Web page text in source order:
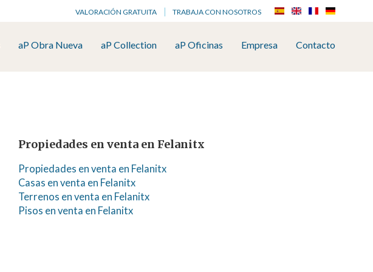
VALORACIÓN GRATUITA TRABAJA CON NOSOTROS
aP Obra Nueva aP Collection aP Oficinas Empresa Contacto
Propiedades en venta en Felanitx
Propiedades en venta en Felanitx
Casas en venta en Felanitx
Terrenos en venta en Felanitx
Pisos en venta en Felanitx